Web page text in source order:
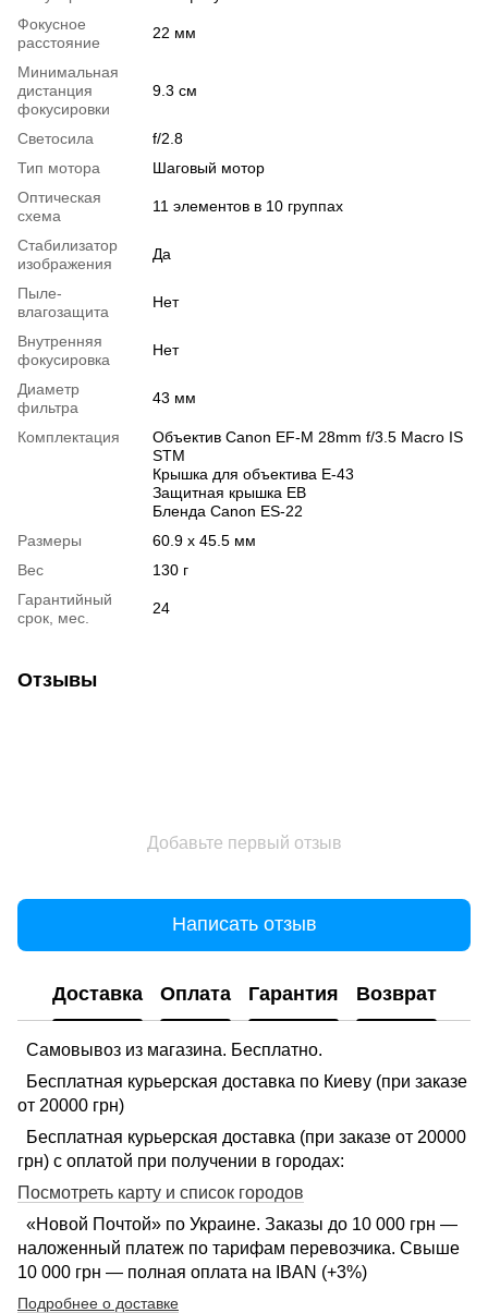
Фокусное
расстояние
22 мм
Минимальная
дистанция
фокусировки
9.3 см
Светосила
f/2.8
Тип мотора
Шаговый мотор
Оптическая
схема
11 элементов в 10 группах
Стабилизатор
изображения
Да
Пыле-
влагозащита
Нет
Внутренняя
фокусировка
Нет
Диаметр
фильтра
43 мм
Комплектация
Объектив Canon EF-M 28mm f/3.5 Macro IS
STM
Крышка для объектива E-43
Защитная крышка EB
Бленда Canon ES-22
Размеры
60.9 x 45.5 мм
Вес
130 г
Гарантийный
срок, мес.
24
Отзывы
Добавьте первый отзыв
Написать отзыв
Доставка Оплата Гарантия Возврат
Самовывоз из магазина. Бесплатно.
Бесплатная курьерская доставка по Киеву (при заказе
от 20000 грн)
Бесплатная курьерская доставка (при заказе от 20000
грн) с оплатой при получении в городах:
Посмотреть карту и список городов
«Новой Почтой» по Украине. Заказы до 10 000 грн —
наложенный платеж по тарифам перевозчика. Свыше
10 000 грн — полная оплата на IBAN (+3%)
Подробнее о доставке